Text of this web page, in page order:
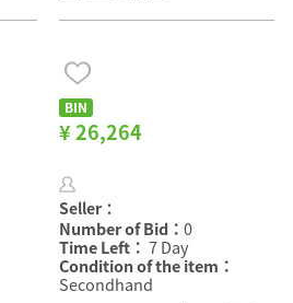
BIN
¥ 26,264
Seller：
Number of Bid： 0
Time Left： 7 Day
Condition of the item：
Secondhand